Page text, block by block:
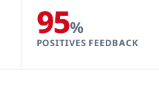
95%
POSITIVES FEEDBACK